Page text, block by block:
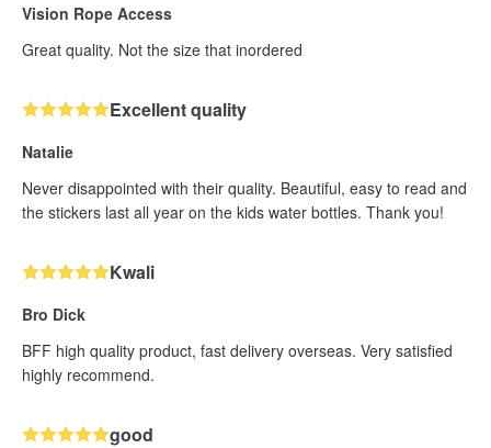
Vision Rope Access
Great quality. Not the size that inordered
Excellent quality
Natalie
Never disappointed with their quality. Beautiful, easy to read and
the stickers last all year on the kids water bottles. Thank you!
Kwali
Bro Dick
BFF high quality product, fast delivery overseas. Very satisfied
highly recommend.
good